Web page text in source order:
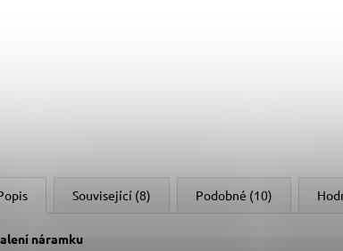
Související (8) Podobné (10)
náramku